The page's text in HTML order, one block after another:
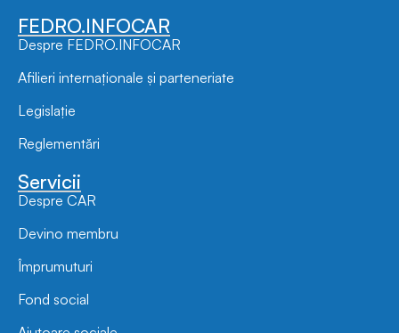
FEDRO.INFOCAR
Despre FEDRO.INFOCAR
Afilieri internaționale și parteneriate
Legislație
Reglementări
Servicii
Despre CAR
Devino membru
Împrumuturi
Fond social